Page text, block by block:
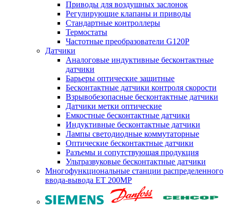
Приводы для воздушных заслонок
Регулирующие клапаны и приводы
Стандартные контроллеры
Термостаты
Частотные преобразователи G120P
Датчики
Аналоговые индуктивные бесконтактные
датчики
Барьеры оптические защитные
Бесконтактные датчики контроля скорости
Взрывобезопасные бесконтактные датчики
Датчики метки оптические
Емкостные бесконтактные датчики
Индуктивные бесконтактные датчики
Лампы светодиодные коммутаторные
Оптические бесконтактные датчики
Разъемы и сопутствующая продукция
Ультразвуковые бесконтактные датчики
Многофункциональные станции распределенного
ввода-вывода ET 200MP